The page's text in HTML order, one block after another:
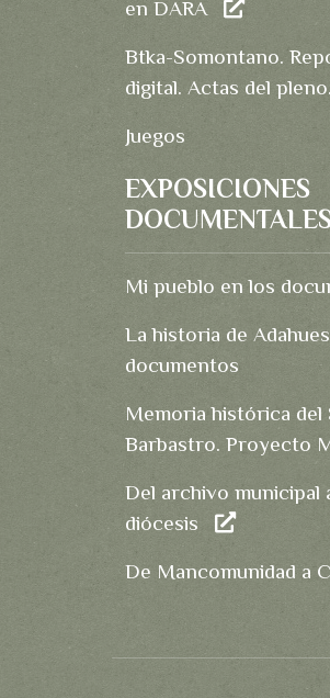
en DARA
Btka-Somontano.
digital. Actas del pleno.
Juegos
EXPOSICIONES
Mi pueblo en los
La historia de
documentos
Memoria histórica del
Barbastro. Proyecto
Del archivo municipal
diócesis
De Mancomunidad a